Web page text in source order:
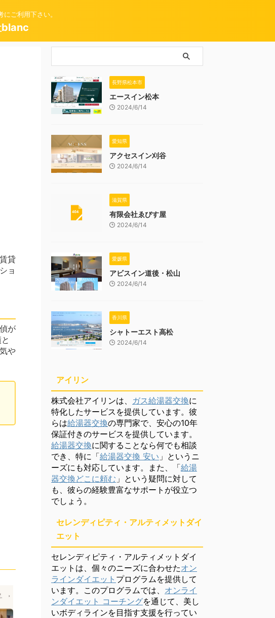
ご利用下さい。
blanc
貸
ョ
が
や
長野県松本市
エースイン松本
2024/6/14
愛知県
アクセスイン刈谷
2024/6/14
滋賀県
有限会社ゑびす屋
2024/6/14
愛媛県
アビスイン道後・松山
2024/6/14
香川県
シャトーエスト高松
2024/6/14
アイリン
株式会社アイリンは、 ガス給湯器交換に
特化したサービスを提供しています。彼
らは給湯器交換の専門家で、安心の10年
保証付きのサービスを提供しています。
給湯器交換に関することなら何でも相談
でき、特に「給湯器交換 安い 」というニ
ーズにも対応しています。また、「給湯
器交換どこに頼む 」という疑問に対して
も、彼らの経験豊富なサポートが役立つ
でしょう。
セレンディピティ・アルティメットダイ
エット
セレンディピティ・アルティメットダイ
エットは、個々のニーズに合わせたオン
ラインダイエット プログラムを提供して
います。このプログラムでは、 オンライ
ンダイエット コーチングを通じて、美し
いボディラインを目指す支援を行ってい